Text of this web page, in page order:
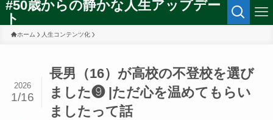
#50歳からの静かな人生アップデー
ト
ホーム 人生コンテンツ化
長男（16）が高校の不登校を選び
ました❾ |ただ心を温めてもらい
ましたって話
2026
1/16